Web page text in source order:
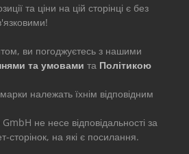
та ціни на цій сторінці є без
ви погоджуєтесь з нашими
та умовами та Політикою
належать їхнім відповідним
не несе відповідальності за
сторінок, на які є посилання.